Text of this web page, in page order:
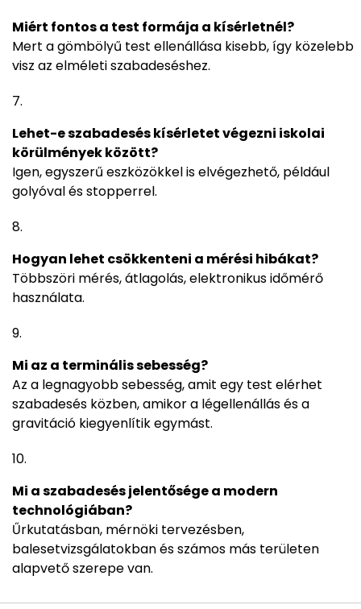
Miért fontos a test formája a kísérletnél?
Mert a gömbölyű test ellenállása kisebb, így közelebb
visz az elméleti szabadeséshez.
Lehet-e szabadesés kísérletet végezni iskolai
körülmények között?
Igen, egyszerű eszközökkel is elvégezhető, például
golyóval és stopperrel.
Hogyan lehet csökkenteni a mérési hibákat?
Többszöri mérés, átlagolás, elektronikus időmérő
használata.
Mi az a terminális sebesség?
Az a legnagyobb sebesség, amit egy test elérhet
szabadesés közben, amikor a légellenállás és a
gravitáció kiegyenlítik egymást.
Mi a szabadesés jelentősége a modern
technológiában?
Űrkutatásban, mérnöki tervezésben,
balesetvizsgálatokban és számos más területen
alapvető szerepe van.